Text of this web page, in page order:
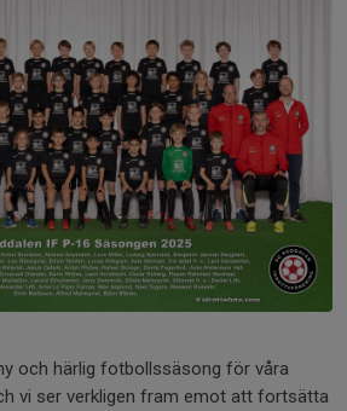
och härlig fotbollssäsong för våra
vi ser verkligen fram emot att fortsätta